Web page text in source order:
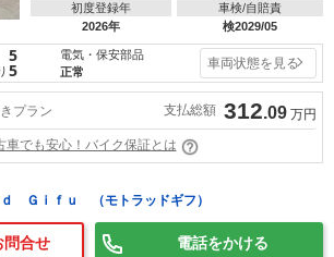
初度登録年
2026年
車検/自賠責
検2029/05
5
5
電気・保安部品
正常
車両状態を見る
プラン 支払総額 312.09 万円
車でも安心！バイク保証とは
Ｇｉｆｕ （モトラッドギフ）
問合せ 電話をかける